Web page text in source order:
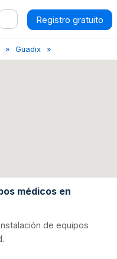
Registro gratuito
Guadix
médicos en
de equipos